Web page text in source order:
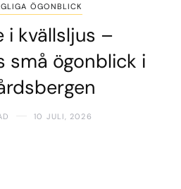
ÖGONBLICK
i kvällsljus –
små ögonblick i
10 JULI, 2026